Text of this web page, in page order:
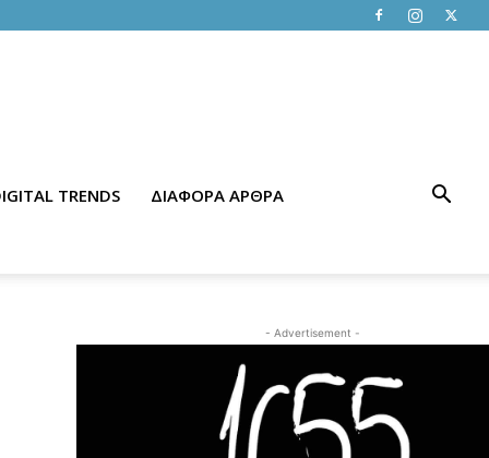
TRENDS ΔΙΑΦΟΡΑ ΑΡΘΡΑ
- Advertisement -